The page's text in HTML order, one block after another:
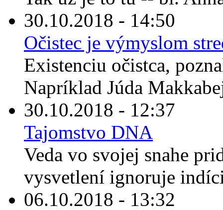
30.10.2018 - 14:50
Očistec je výmyslom
Existenciu očistca,
Napríklad Júda
30.10.2018 - 12:37
Tajomstvo DNA
Veda vo svojej snahe
vysvetlení ignoruje
06.10.2018 - 13:32